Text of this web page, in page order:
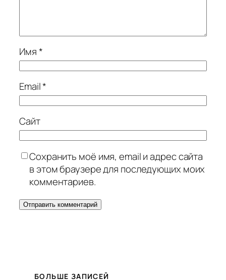
Имя*
Email*
Сайт
Сохранить моё имя, email и адрес сайта
в этом браузере для последующих моих
комментариев.
БОЛЬШЕ ЗАПИСЕЙ